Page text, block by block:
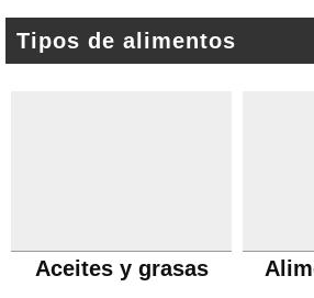
Tipos de alimentos
Aceites y grasas